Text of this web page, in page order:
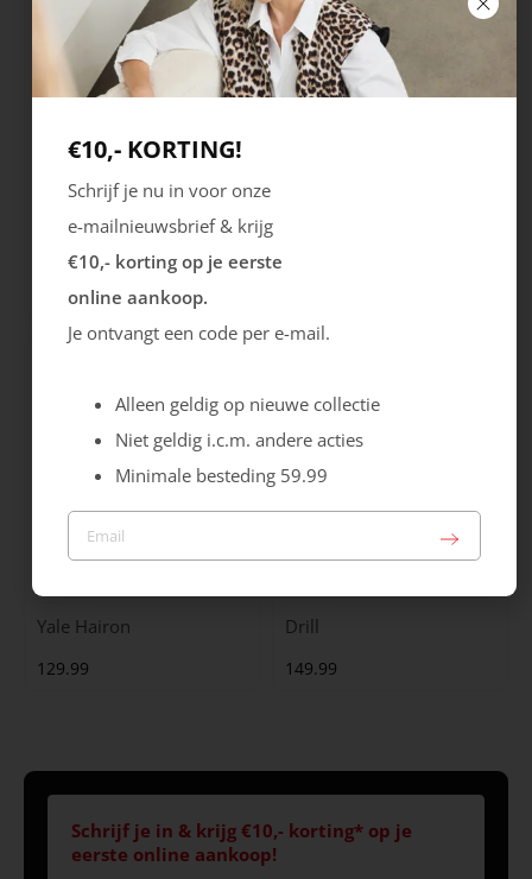
Cristallino
99.99
Yale Hairon
129.99
Drill
149.99
Schrijf je in & krijg €10,- korting* op je
eerste online aankoop!
€10,- KORTING!
Schrijf je nu in voor onze
e-mailnieuwsbrief & krijg
€10,- korting op je eerste
online aankoop.
Je ontvangt een code per e-mail.
Alleen geldig op nieuwe collectie
Niet geldig i.c.m. andere acties
Minimale besteding 59.99